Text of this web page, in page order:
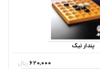
پندار نیک
620,000 ریال